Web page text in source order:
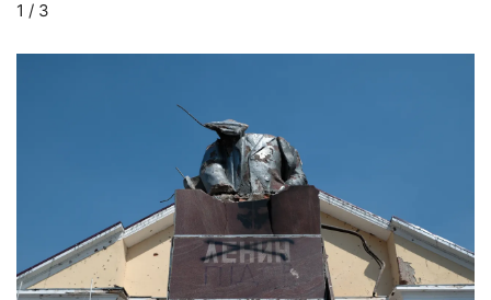
1 / 3